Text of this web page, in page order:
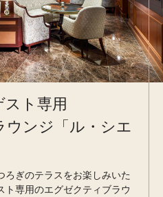
ト専用
ンジ「ル・シエ
ろぎのテラスをお楽しみいた
ト専用のエグゼクティブラウ